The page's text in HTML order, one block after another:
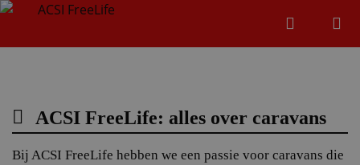
ACSI FreeLife: alles over caravans
Bij ACSI FreeLife hebben we een passie voor caravans die